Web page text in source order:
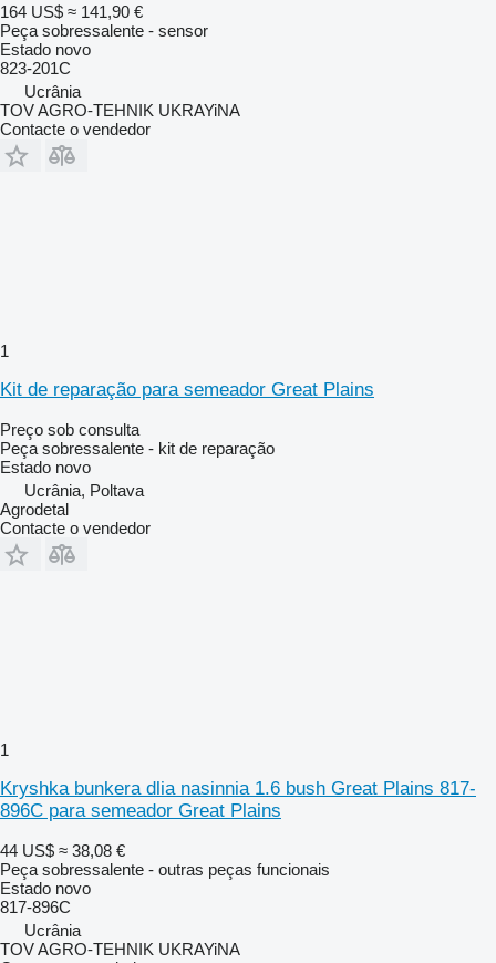
164 US$ ≈ 141,90 €
Peça sobressalente - sensor
Estado novo
823-201C
Ucrânia
TOV AGRO-TEHNIK UKRAYiNA
Contacte o vendedor
1
Kit de reparação para semeador Great Plains
Preço sob consulta
Peça sobressalente - kit de reparação
Estado novo
Ucrânia, Poltava
Agrodetal
Contacte o vendedor
1
Kryshka bunkera dlia nasinnia 1.6 bush Great Plains 817-
896C para semeador Great Plains
44 US$ ≈ 38,08 €
Peça sobressalente - outras peças funcionais
Estado novo
817-896C
Ucrânia
TOV AGRO-TEHNIK UKRAYiNA